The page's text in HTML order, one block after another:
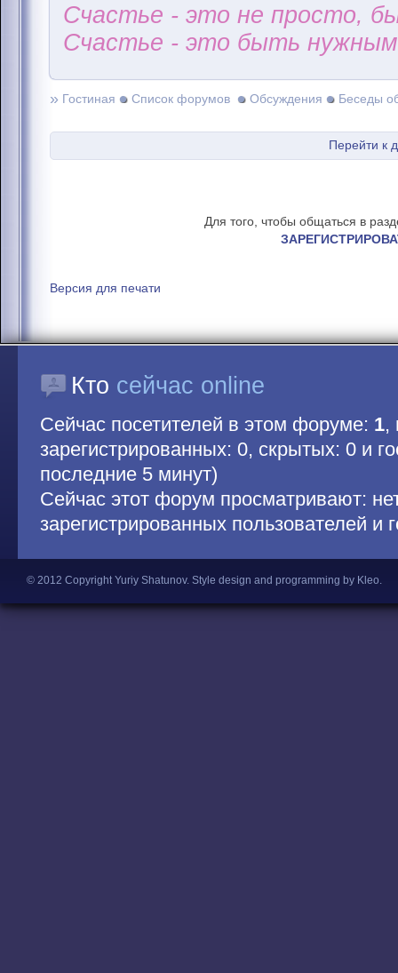
Счастье - это не просто,
Счастье - это быть
» Гостиная Список форумов Обсуждения Беседы
Перейти к
Для того, чтобы общаться в
Версия для печати
Кто сейчас online
Сейчас посетителей в этом форуме: 1,
зарегистрированных: 0, скрытых: 0 и
последние 5 минут)
Сейчас этот форум просматривают:
зарегистрированных пользователей и
© 2012 Copyright Yuriy Shatunov. Style design and programming by Kleo.